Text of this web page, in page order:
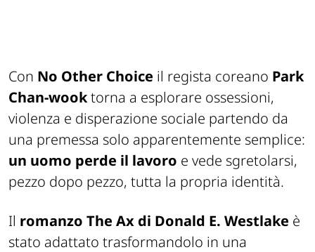
Con No Other Choice il regista coreano Park
Chan-wooktorna a esplorare ossessioni,
violenza e disperazione sociale partendo da
una premessa solo apparentemente semplice:
un uomo perde il lavoro e vede sgretolarsi,
pezzo dopo pezzo, tutta la propria identità.
Il romanzo The Ax di Donald E. Westlake è
stato adattato trasformandolo in una